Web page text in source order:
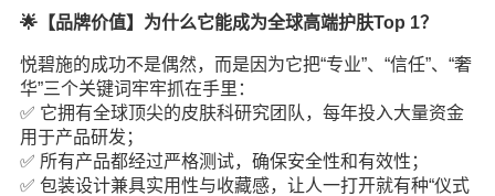
🌟【品牌价值】为什么它能成为全球高端护肤Top 1？
悦碧施的成功不是偶然，而是因为它把“专业”、“信任”、“奢
华”三个关键词牢牢抓在手里：
✅ 它拥有全球顶尖的皮肤科研究团队，每年投入大量资金
用于产品研发；
✅ 所有产品都经过严格测试，确保安全性和有效性；
✅ 包装设计兼具实用性与收藏感，让人一打开就有种“仪式